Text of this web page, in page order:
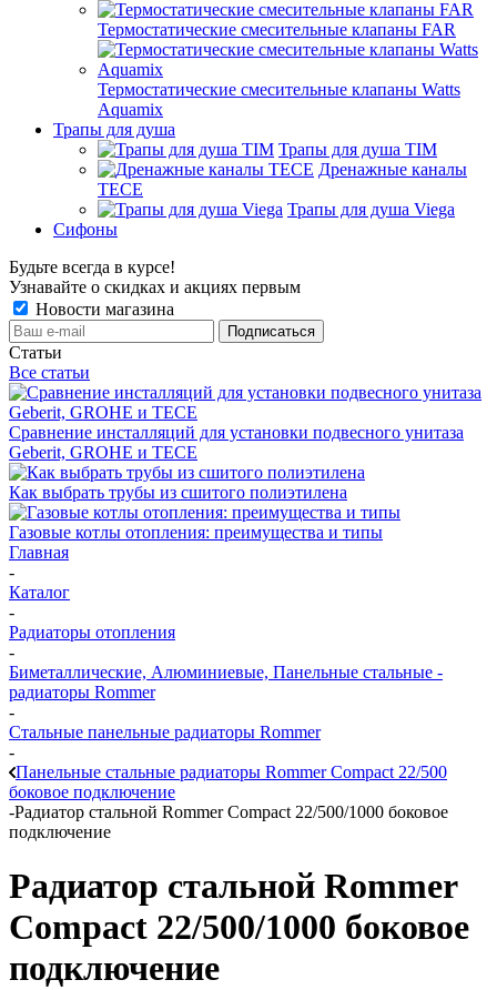
Термостатические смесительные клапаны FAR
Термостатические смесительные клапаны Watts
Aquamix
Трапы для душа
Трапы для душа TIM
Дренажные каналы
TECE
Трапы для душа Viega
Сифоны
Будьте всегда в курсе!
Узнавайте о скидках и акциях первым
Новости магазина
Статьи
Все статьи
Сравнение инсталляций для установки подвесного унитаза
Geberit, GROHE и TECE
Как выбрать трубы из сшитого полиэтилена
Газовые котлы отопления: преимущества и типы
Главная
-
Каталог
-
Радиаторы отопления
-
Биметаллические, Алюминиевые, Панельные стальные -
радиаторы Rommer
-
Стальные панельные радиаторы Rommer
-
Панельные стальные радиаторы Rommer Compact 22/500
боковое подключение
-Радиатор стальной Rommer Compact 22/500/1000 боковое
подключение
Радиатор стальной Rommer
Compact 22/500/1000 боковое
подключение